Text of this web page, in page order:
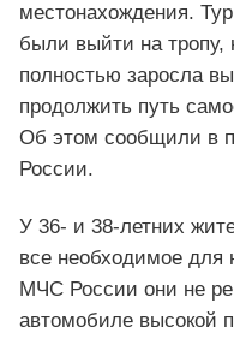
местонахождения.
были выйти на тропу,
полностью заросла
продолжить путь
Об этом сообщили
России.
У 36- и 38-летних
все необходимое для
МЧС России они не
автомобиле высокой